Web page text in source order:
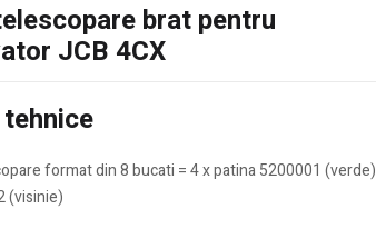
brat pentru
JCB 4CX
format din 8 bucati = 4 x patina 5200001 (verde)
(visinie)